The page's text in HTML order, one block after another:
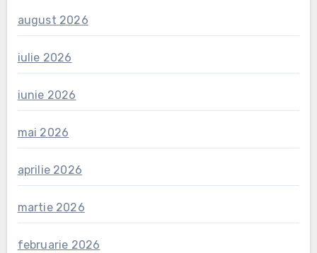
august 2026
iulie 2026
iunie 2026
mai 2026
aprilie 2026
martie 2026
februarie 2026